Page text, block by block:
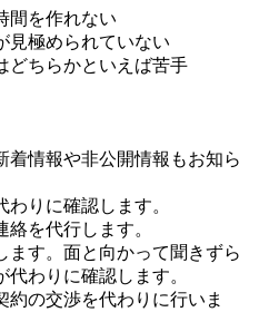
間を作れない
見極められていない
どちらかといえば苦手
着情報や非公開情報もお知ら
りに確認します。
を代行します。
ます。面と向かって聞きずら
わりに確認します。
約の交渉を代わりに行いま